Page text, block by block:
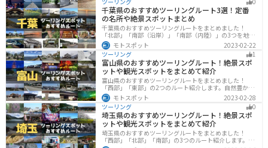
ーリングに行く際は参考にしてください。
千葉県のおすすめツーリングルート3選！定番
の名所や絶景スポットまとめ
千葉県のおすすめツーリングルートをまとめました！
「北部」「南部（沿岸）」「南部（内陸）」の3つを地域
別で紹介します！千葉は首都圏からのアクセスも良く、
海と山どちらも堪能できるのでツーリングには最適な場
所です。
モトスポット
2023-02-22
ツーリング
1
富山県のおすすめツーリングルート！絶景スポ
ットや観光スポットをまとめて紹介
富山県のおすすめツーリングルートをまとめました！
「西部」「東部」の2つのルート紹介します。自然豊かな
山と海、温泉が充実しており、美術館などもあるので、
自然を満喫するツーリングができます。バイクで富山県
にツーリングに行く際は参考にしてください。
モトスポット
2023-02-28
ツーリング
0
埼玉県のおすすめツーリングルート！絶景スポ
ットや観光スポットをまとめて紹介
埼玉県のおすすめツーリングルートをまとめました！
「西部」「北部」「南部」の3つのルート紹介します。自